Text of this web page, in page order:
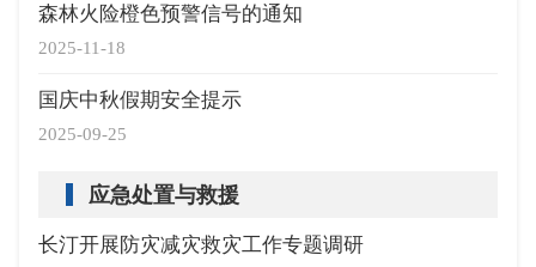
2025-11-18
森林火险橙色预警信号的通知
2025-09-25
国庆中秋假期安全提示
应急处置与救援
长汀开展防灾减灾救灾工作专题调研